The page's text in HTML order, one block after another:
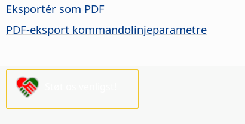
Eksportér som PDF
PDF-eksport kommandolinjeparametre